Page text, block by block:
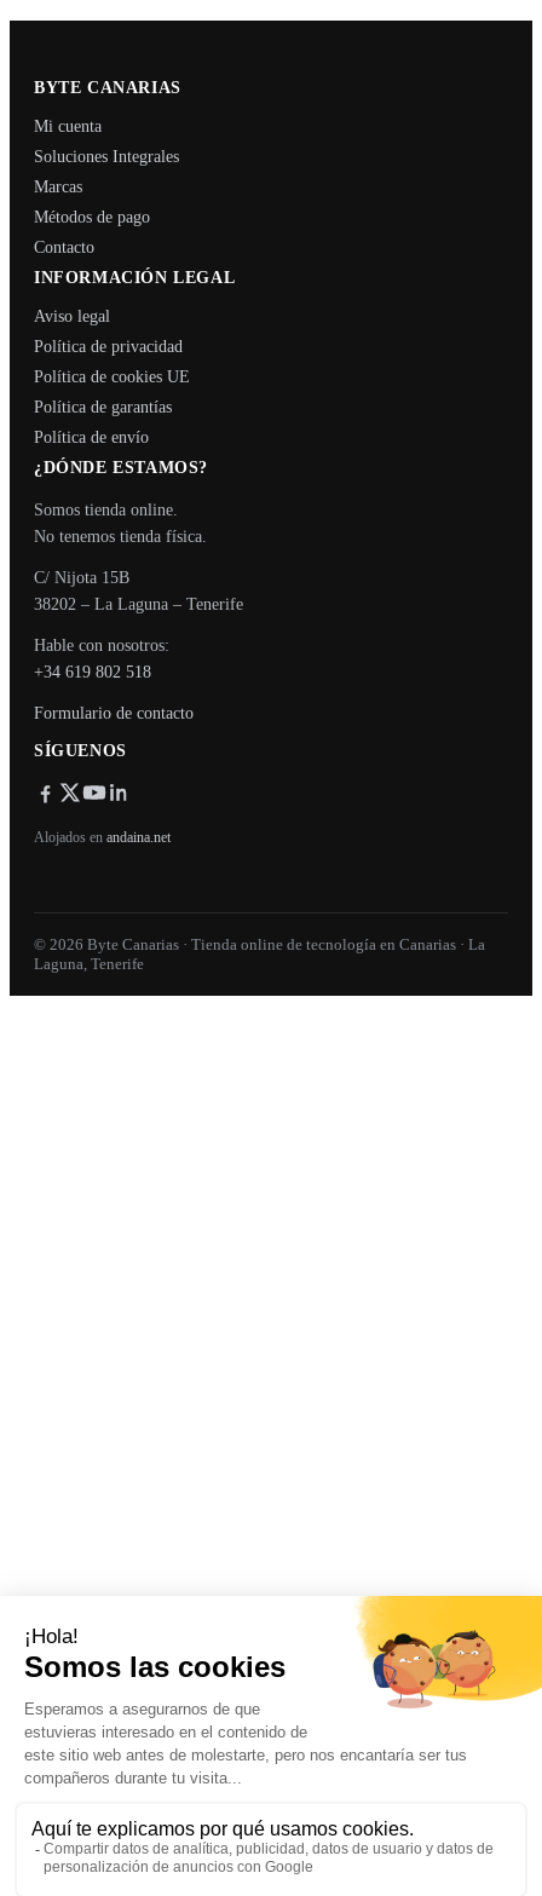
BYTE CANARIAS
Mi cuenta
Soluciones Integrales
Marcas
Métodos de pago
Contacto
INFORMACIÓN LEGAL
Aviso legal
Política de privacidad
Política de cookies UE
Política de garantías
Política de envío
¿DÓNDE ESTAMOS?
Somos tienda online.
No tenemos tienda física.
C/ Nijota 15B
38202 – La Laguna – Tenerife
Hable con nosotros:
+34 619 802 518
Formulario de contacto
SÍGUENOS
Alojados en andaina.net
© 2026 Byte Canarias · Tienda online de tecnología en Canarias · La
Laguna, Tenerife